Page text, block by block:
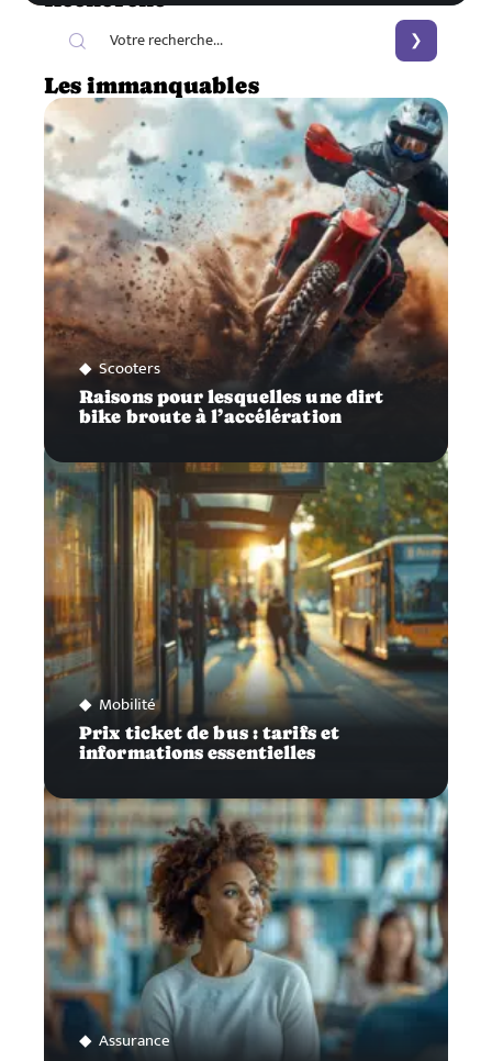
Les immanquables
Scooters
Raisons pour lesquelles une dirt
bike broute à l’accélération
Mobilité
Prix ticket de bus : tarifs et
informations essentielles
Assurance